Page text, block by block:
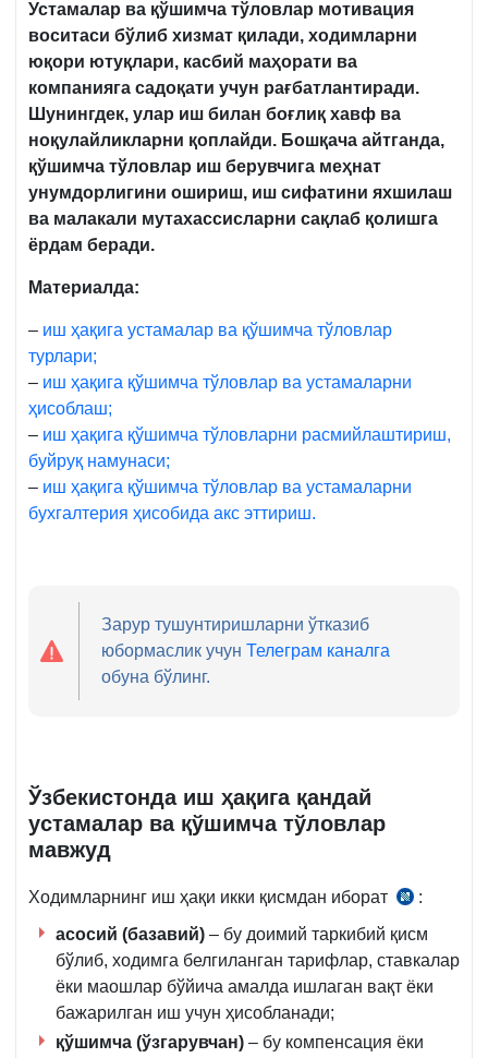
Устамалар ва қўшимча тўловлар мотивация
воситаси бўлиб хизмат қилади, ходимларни
юқори ютуқлари, касбий маҳорати ва
компанияга садоқати учун рағбатлантиради.
Шунингдек, улар иш билан боғлиқ хавф ва
ноқулайликларни қоплайди. Бошқача айтганда,
қўшимча тўловлар иш берувчига меҳнат
унумдорлигини ошириш, иш сифатини яхшилаш
ва малакали мутахассисларни сақлаб қолишга
ёрдам беради.
Материалда:
– иш ҳақига устамалар ва қўшимча тўловлар
турлари;
– иш ҳақига қўшимча тўловлар ва устамаларни
ҳисоблаш;
– иш ҳақига қўшимча тўловларни расмийлаштириш,
буйруқ намунаси;
– иш ҳақига қўшимча тўловлар ва устамаларни
бухгалтерия ҳисобида акс эттириш.
Зарур тушунтиришларни ўтказиб
юбормаслик учунТелеграм каналга
обуна бўлинг.
Ўзбекистонда иш ҳақига қандай
устамалар ва қўшимча тўловлар
мавжуд
Ходимларнинг иш ҳақи икки қисмдан иборат
МК
248-
м.
:
асосий (базавий) – бу доимий таркибий қисм
бўлиб, ходимга белгиланган тарифлар, ставкалар
ёки маошлар бўйича амалда ишлаган вақт ёки
бажарилган иш учун ҳисобланади;
қўшимча (ўзгарувчан) – бу компенсация ёки